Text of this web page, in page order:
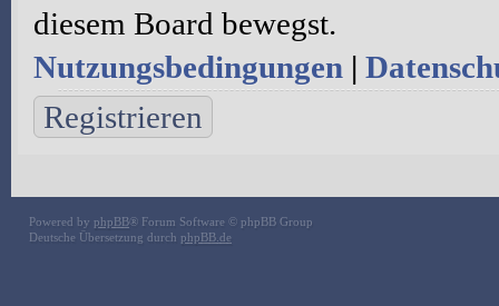
diesem Board bewegst.
Nutzungsbedingungen |
Registrieren
Powered by phpBB® Forum Software © phpBB Group
Deutsche Übersetzung durch phpBB.de